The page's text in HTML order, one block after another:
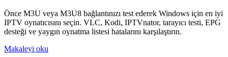
Önce M3U veya M3U8 bağlantınızı test ederek Windows için en iyi
IPTV oynatıcısını seçin. VLC, Kodi, IPTVnator, tarayıcı testi, EPG
desteği ve yaygın oynatma listesi hatalarını karşılaştırın.
Makaleyi oku